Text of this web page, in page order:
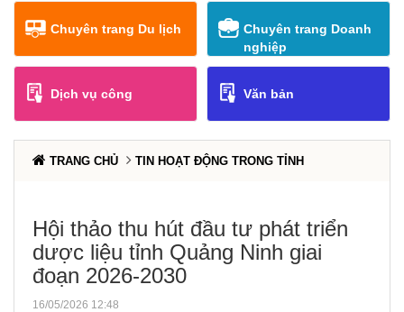
Chuyên trang Du lịch
Chuyên trang Doanh
nghiệp
Dịch vụ công Văn bản
TRANG CHỦ TIN HOẠT ĐỘNG TRONG TỈNH
Hội thảo thu hút đầu tư phát triển
dược liệu tỉnh Quảng Ninh giai
đoạn 2026-2030
16/05/2026 12:48